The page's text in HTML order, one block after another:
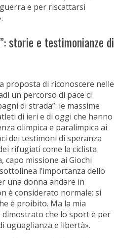
e per riscattarsi
storie e testimonianze di
proposta di riconoscere nelle
un percorso di pace ci
di strada”: le massime
di ieri e di oggi che hanno
olimpica e paralimpica ai
dei testimoni di speranza
rifugiati come la ciclista
capo missione ai Giochi
l’importanza dello
una donna andare in
è considerato normale: si
è proibito. Ma la mia
dimostrato che lo sport è per
uguaglianza e libertà».